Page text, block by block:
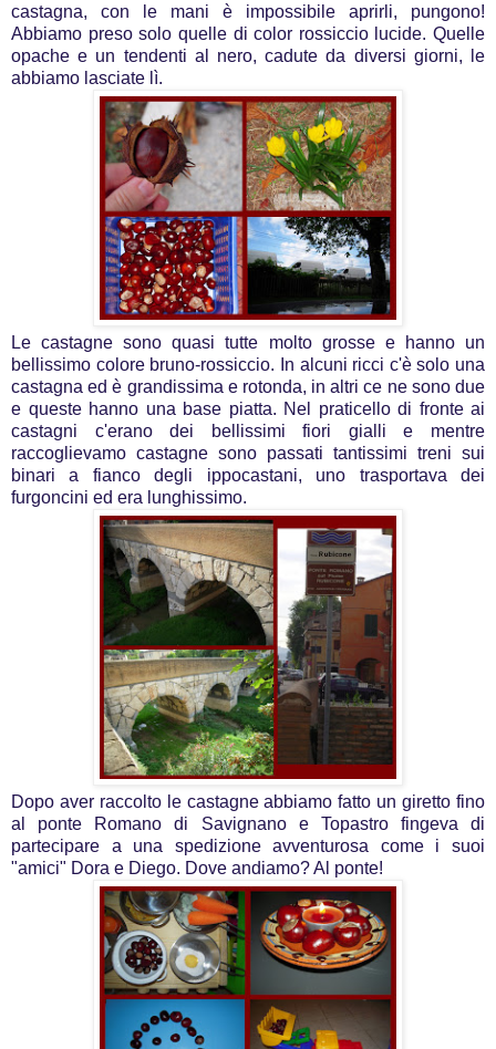
castagna, con le mani è impossibile aprirli, pungono!
Abbiamo preso solo quelle di color rossiccio lucide. Quelle
opache e un tendenti al nero, cadute da diversi giorni, le
abbiamo lasciate lì.
Le castagne sono quasi tutte molto grosse e hanno un
bellissimo colore bruno-rossiccio. In alcuni ricci c'è solo una
castagna ed è grandissima e rotonda, in altri ce ne sono due
e queste hanno una base piatta. Nel praticello di fronte ai
castagni c'erano dei bellissimi fiori gialli e mentre
raccoglievamo castagne sono passati tantissimi treni sui
binari a fianco degli ippocastani, uno trasportava dei
furgoncini ed era lunghissimo.
Dopo aver raccolto le castagne abbiamo fatto un giretto fino
al ponte Romano di Savignano e Topastro fingeva di
partecipare a una spedizione avventurosa come i suoi
"amici" Dora e Diego. Dove andiamo? Al ponte!